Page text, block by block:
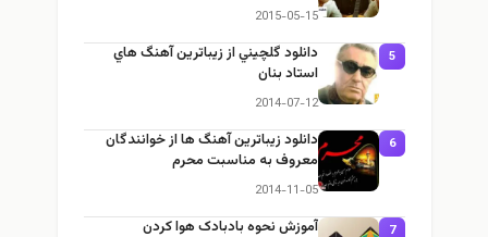
2015-05-15
5
دانلود گلچيني از زيباترين آهنگ هاي
استاد بنان
2014-07-12
6
دانلود زيباترين آهنگ ها از خوانندگان
معروف به مناسبت محرم
2014-11-05
7 آموزش نحوه بادبادک هوا کردن